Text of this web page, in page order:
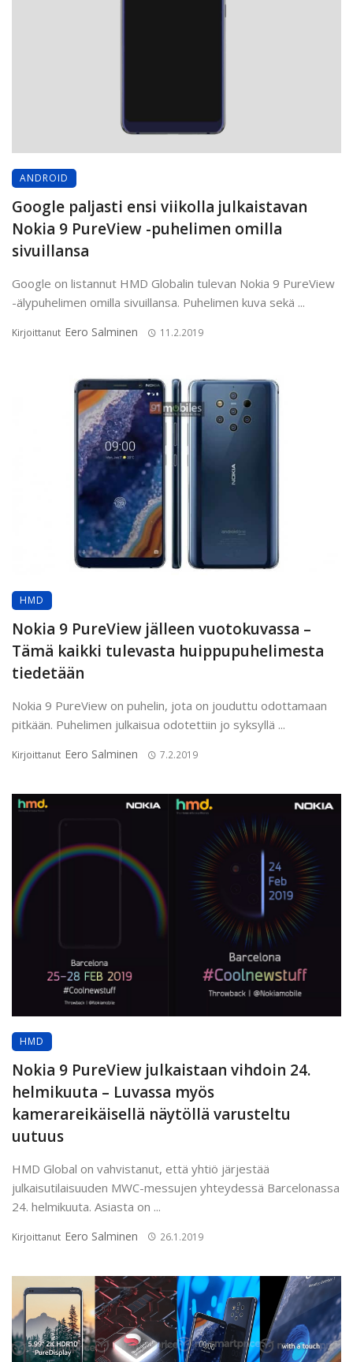
ANDROID
Google paljasti ensi viikolla julkaistavan
Nokia 9 PureView -puhelimen omilla
sivuillansa
Google on listannut HMD Globalin tulevan Nokia 9 PureView
-älypuhelimen omilla sivuillansa. Puhelimen kuva sekä ...
Kirjoittanut Eero Salminen 11.2.2019
HMD
Nokia 9 PureView jälleen vuotokuvassa –
Tämä kaikki tulevasta huippupuhelimesta
tiedetään
Nokia 9 PureView on puhelin, jota on jouduttu odottamaan
pitkään. Puhelimen julkaisua odotettiin jo syksyllä ...
Kirjoittanut Eero Salminen 7.2.2019
HMD
Nokia 9 PureView julkaistaan vihdoin 24.
helmikuuta – Luvassa myös
kamerareikäisellä näytöllä varusteltu
uutuus
HMD Global on vahvistanut, että yhtiö järjestää
julkaisutilaisuuden MWC-messujen yhteydessä Barcelonassa
24. helmikuuta. Asiasta on ...
Kirjoittanut Eero Salminen 26.1.2019